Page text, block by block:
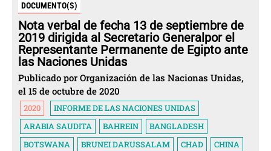
DOCUMENTO(S)
Nota verbal de fecha 13 de septiembre de
2019 dirigida al Secretario Generalpor el
Representante Permanente de Egipto ante
las Naciones Unidas
Publicado por Organización de las Nacionas Unidas,
el 15 de octubre de 2020
2020
INFORME DE LAS NACIONES UNIDAS
ARABIA SAUDITA
BAHREIN
BANGLADESH
BOTSWANA
BRUNEI DARUSSALAM CHAD
CHINA